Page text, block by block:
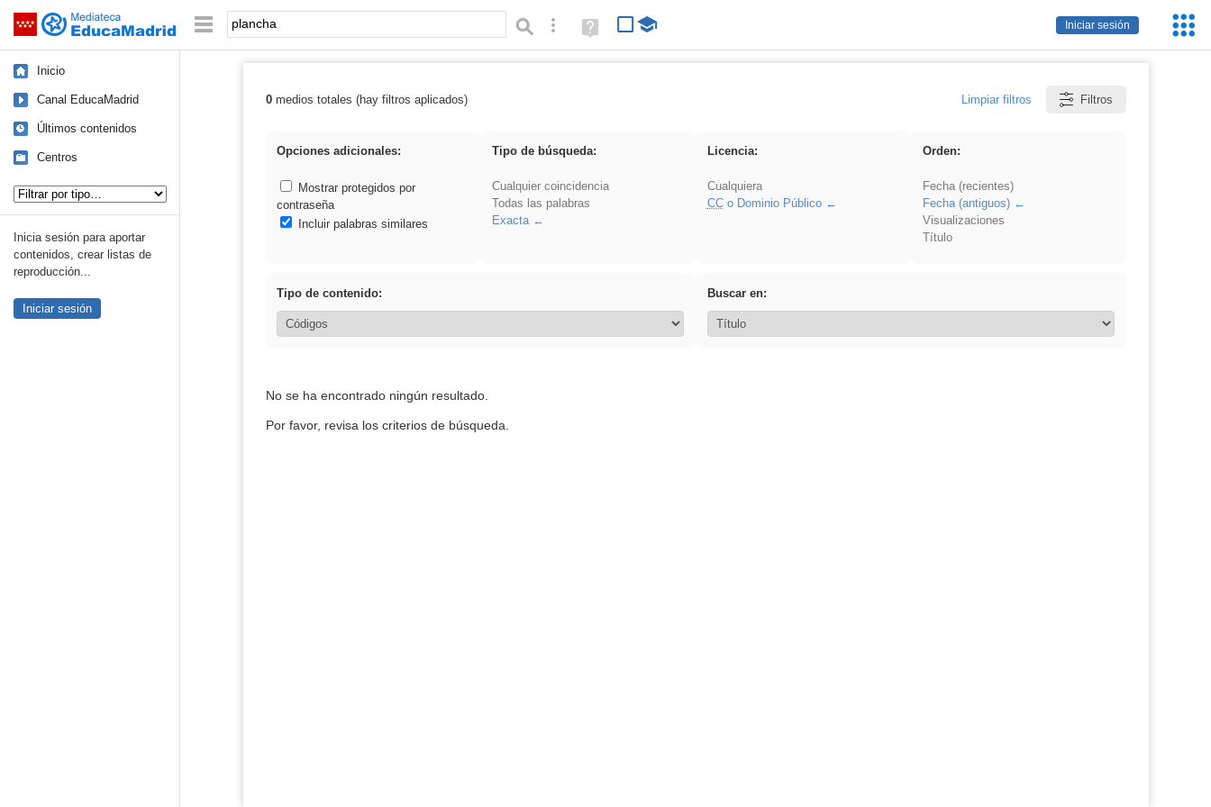
Saltar navegación
Iniciar sesión
Palabra o frase: Búsqueda avanzada
Ayuda
(en
Inicio
Canal EducaMadrid
Últimos contenidos
Centros
Inicia sesión para aportar
contenidos, crear listas de
reproducción...
Iniciar sesión
Resultados de: plancha
0medios totales (hay filtros aplicados) Limpiar filtros Filtros
Opciones adicionales:
Mostrar protegidos por
contraseña
Incluir palabras similares
Tipo de búsqueda:
Cualquier coincidencia
Todas las palabras
Exacta
Licencia:
Cualquiera
CCo Dominio Público
Orden:
Fecha (recientes)
Fecha (antiguos)
Visualizaciones
Título
Tipo de contenido: Buscar en:
No se ha encontrado ningún resultado.
Por favor, revisa los criterios de búsqueda.